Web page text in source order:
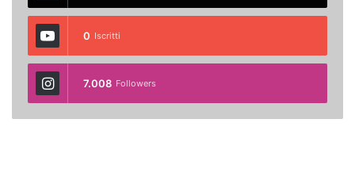
0 Iscritti
7.008 Followers